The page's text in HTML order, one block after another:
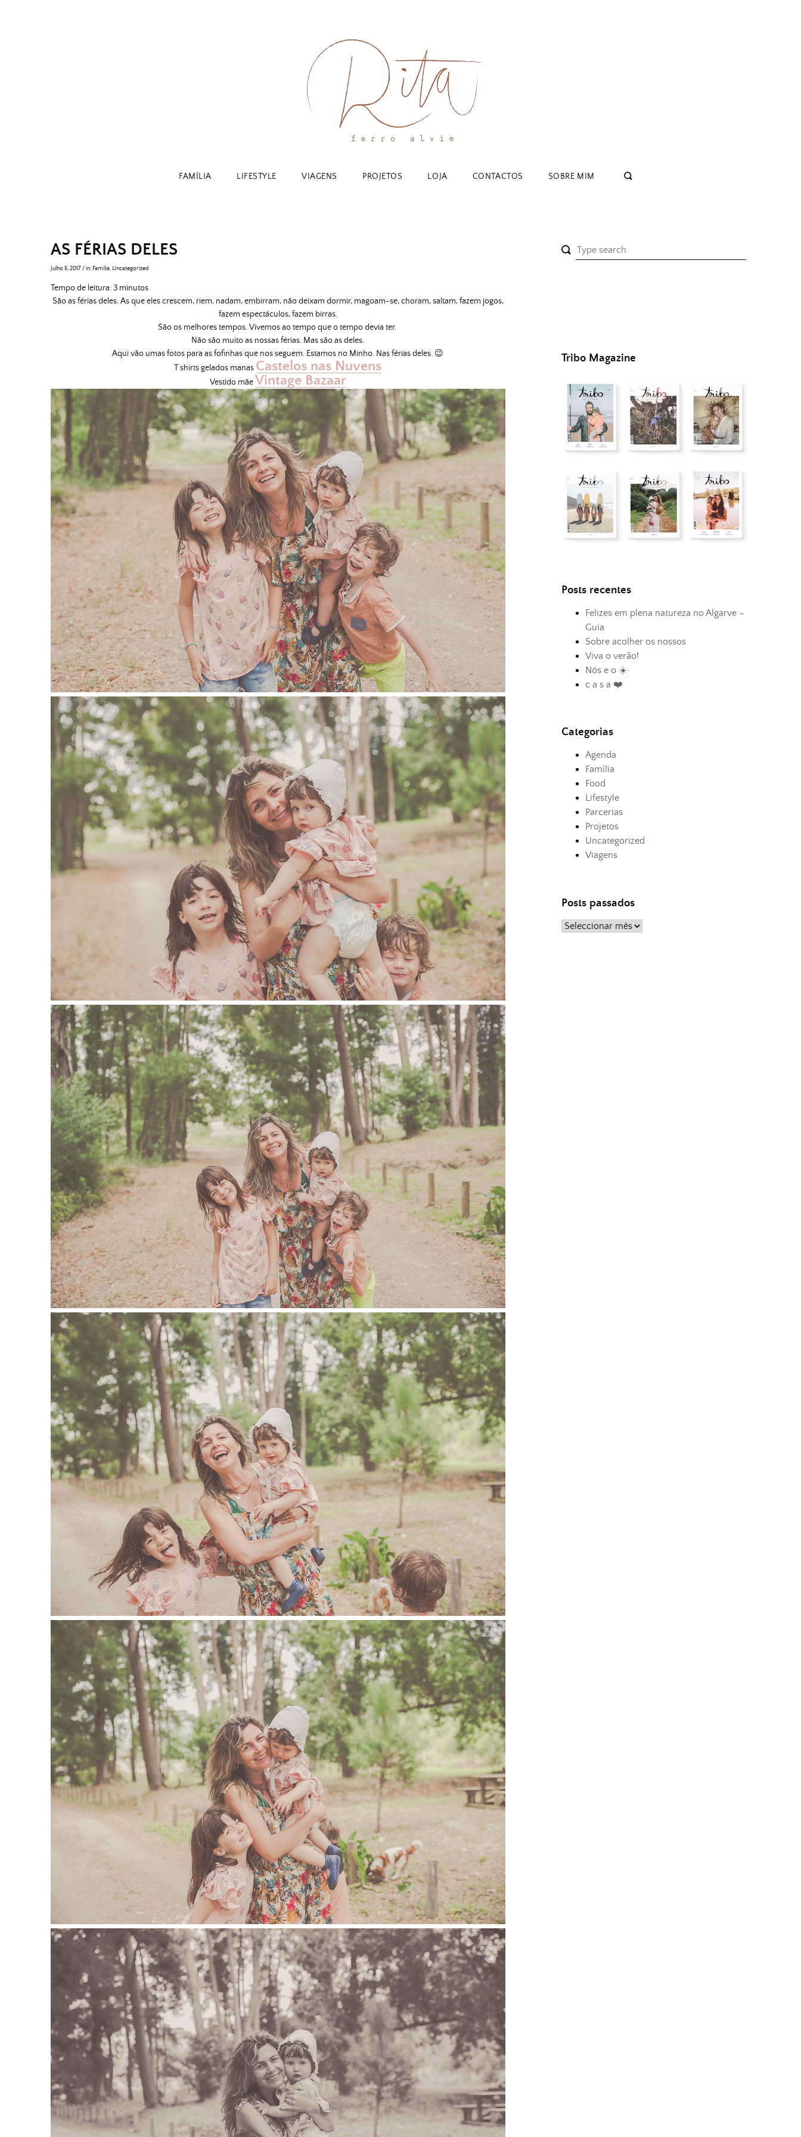
FAMÍLIA LIFESTYLE VIAGENS PROJETOS LOJA CONTACTOS SOBRE MIM
AS FÉRIAS DELES
Julho 5, 2017/in: Família, Uncategorized
Tempo de leitura:3 minutos
São as férias deles. As que eles crescem, riem, nadam, embirram, não deixam dormir, magoam-se, choram, saltam, fazem jogos,
fazem espectáculos, fazem birras.
São os melhores tempos. Vivemos ao tempo que o tempo devia ter.
Não são muito as nossas férias. Mas são as deles.
Aqui vão umas fotos para as fofinhas que nos seguem. Estamos no Minho. Nas férias deles. 😉
T shirts gelados manas Castelos nas Nuvens
Vestido mãeVintage Bazaar
Tribo Magazine
Posts recentes
Felizes em plena natureza no Algarve –
Guia
Sobre acolher os nossos
Viva o verão!
Nós e o ☀️
c a s a ❤️
Categorias
Agenda
Família
Food
Lifestyle
Parcerias
Projetos
Uncategorized
Viagens
Posts passados
Posts